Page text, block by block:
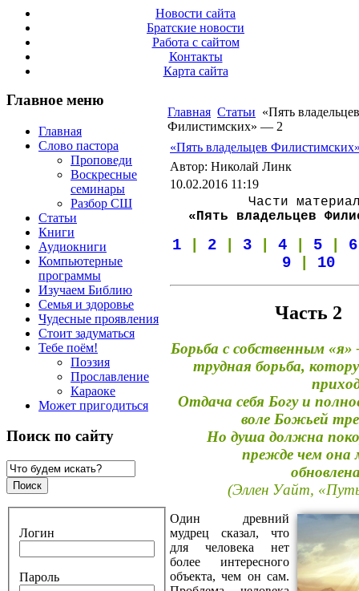
Новости сайта
Братские новости
Работа с сайтом
Контакты
Карта сайта
Главное меню
Главная
Слово пастора
Проповеди
Воскресные
семинары
Разбор СШ
Статьи
Книги
Аудиокниги
Компьютерные
программы
Изучаем Библию
Семья и здоровье
Чудесные проявления
Стоит задуматься
Тебе поём!
Поэзия
Прославление
Караоке
Может пригодиться
Поиск по сайту
Логин
Пароль
Главная Статьи «Пять владельцев
Филистимских» — 2
«Пять владельцев
Автор: Николай Линк
10.02.2016 11:19
Части
«Пять владельцев
1| 2| 3| 4| 5| 6
9
10
Часть 2
Борьба с собственным
трудная борьба,
Отдача себя Богу и
воле Божьей
Но душа должна
прежде чем
(Эллен Уайт,
Один древний
мудрец сказал, что
для человека нет
более интересного
объекта, чем он сам.